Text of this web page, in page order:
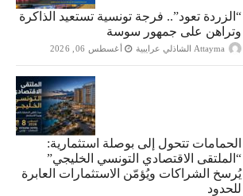
“الزردة تعود”.. فرجة تونسية تستعيد الذاكرة
وتراهن على جمهور سوسة
Attayma الشاذلي عرايبية أغسطس 06, 2026
الحمامات تتحول إلى بوصلة استثمارية:
“الملتقى الاقتصادي التونسي الخليجي”
يُرسخ الشراكات ويُؤمّن الاستثمارات العابرة
للحدود